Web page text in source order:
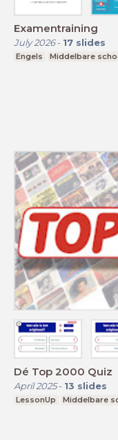
Examentraining
July 2026- 17 slides
Engels Middelbare
Dé Top 2000 Quiz
April 2025- 13 slides
LessonUp Middelbare